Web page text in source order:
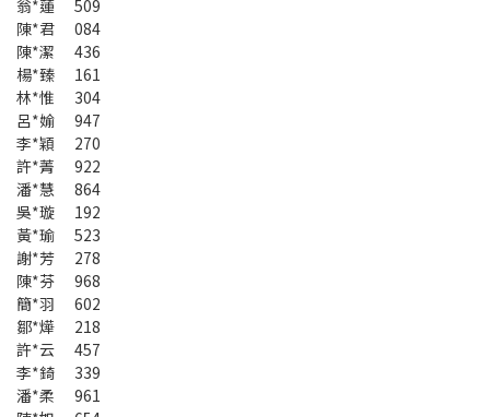
翁*蓮 509
陳*君 084
陳*潔 436
楊*臻 161
林*惟 304
呂*媮 947
李*穎 270
許*菁 922
潘*慧 864
吳*璇 192
黃*瑜 523
謝*芳 278
陳*芬 968
簡*羽 602
鄒*燁 218
許*云 457
李*錡 339
潘*柔 961